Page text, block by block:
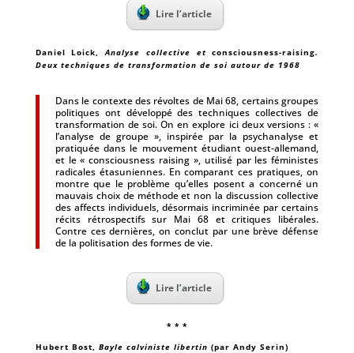
Lire l’article
Daniel Loick,Analyse collective etconsciousness-raising.
Deux techniques de transformation de soi autour de 1968
Dans le contexte des révoltes de Mai 68, certains groupes
politiques ont développé des techniques collectives de
transformation de soi. On en explore ici deux versions : «
l’analyse de groupe », inspirée par la psychanalyse et
pratiquée dans le mouvement étudiant ouest-allemand,
et le « consciousness raising », utilisé par les féministes
radicales étasuniennes. En comparant ces pratiques, on
montre que le problème qu’elles posent a concerné un
mauvais choix de méthode et non la discussion collective
des affects individuels, désormais incriminée par certains
récits rétrospectifs sur Mai 68 et critiques libérales.
Contre ces dernières, on conclut par une brève défense
de la politisation des formes de vie.
Lire l’article
* * *
Hubert Bost, Bayle calviniste libertin (par Andy Serin)